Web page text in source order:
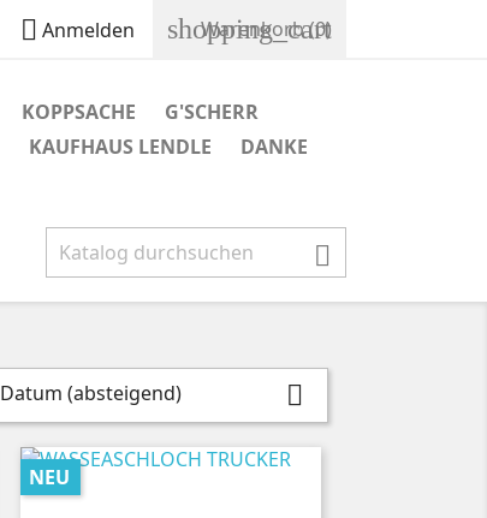
 Anmelden shopping_cart
Warenkorb(0)
KOPPSACHE
G'SCHERR
KAUFHAUS LENDLE
DANKE

Datum (absteigend) 
NEU